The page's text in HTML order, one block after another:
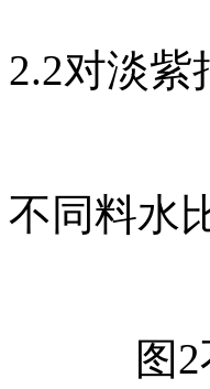
2.2对淡紫
不同料水
图